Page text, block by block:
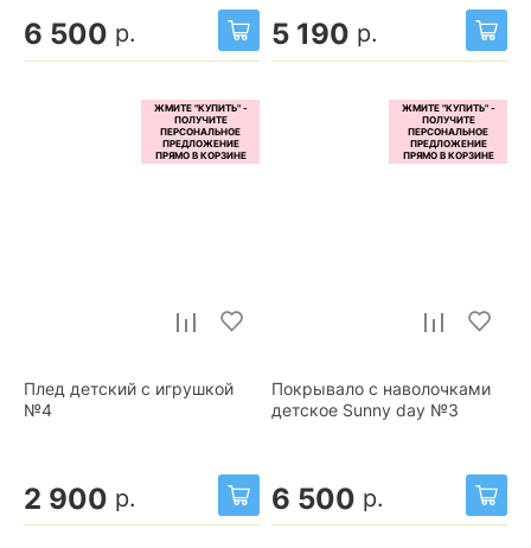
6 500 р. 5 190 р.
Плед детский с игрушкой
№4
2 900 р.
Покрывало с наволочками
детское Sunny day №3
6 500 р.